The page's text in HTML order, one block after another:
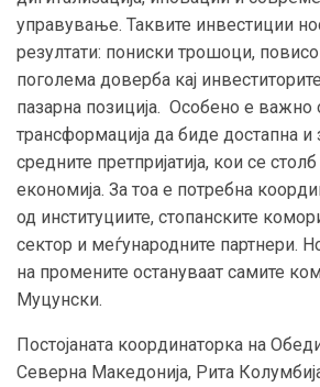
управување. Таквите инвестиции
резултати: пониски трошоци,
поголема доверба кај
пазарна позиција. Особено е важно
трансформација да биде достапна и
средните претпријатија, кои се
економија. За тоа е потребна
од институциите, стопанските
сектор и меѓународните партнери.
на промените остануваат самите
Муцунски.
Постојаната координаторка на
Северна Македонија, Рита